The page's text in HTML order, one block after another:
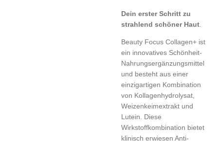
Dein erster Schritt zu
strahlend schöner Haut
Beauty Focus Collagen+ ist
ein innovatives Schönheit-
Nahrungsergänzungsmittel
und besteht aus einer
einzigartigen Kombination
von Kollagenhydrolysat,
Weizenkeimextrakt und
Lutein. Diese
Wirkstoffkombination bietet
klinisch erwiesen Anti-